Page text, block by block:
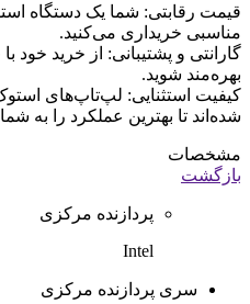
قیمت رقابتی: شما یک دستگاه
مناسبی خریداری می‌کنید.
گارانتی و پشتیبانی: از خرید خود
بهره‌مند شوید.
کیفیت استثنایی: لپ‌تاپ‌های
شده‌اند تا بهترین عملکرد را به شما
مشخصات
بازگشت
پردازنده مرکزی
Intel
سری پردازنده مرکزی